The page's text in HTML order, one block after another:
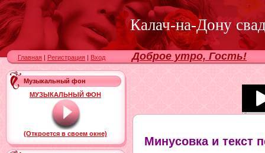
Калач-на-Дону
Главная | Регистрация | Вход Доброе утро, Гость!
Музыкальный фон
МУЗЫКАЛЬНЫЙ ФОН
(Откроется в своем окне)
Минусовка и текст